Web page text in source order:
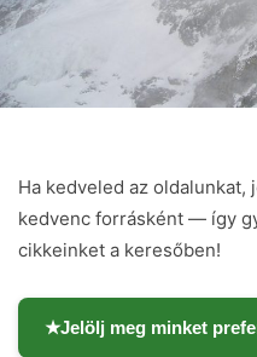
Ha kedveled az
kedvenc forrásként — így
cikkeinket a keresőben!
★Jelölj meg minket